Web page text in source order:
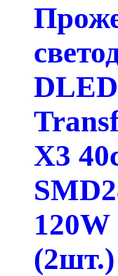
DLED
X3
120W
(2шт.)